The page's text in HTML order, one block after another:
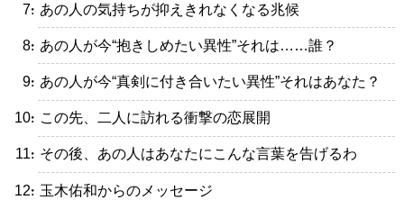
・あの人の気持ちが抑えきれなくなる兆候
・あの人が今“抱きしめたい異性”それは……誰？
・あの人が今“真剣に付き合いたい異性”それはあなた？
・この先、二人に訪れる衝撃の恋展開
・その後、あの人はあなたにこんな言葉を告げるわ
・玉木佑和からのメッセージ